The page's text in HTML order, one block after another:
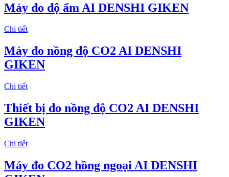
Máy đo độ ẩm AI DENSHI GIKEN
Chi tiết
Máy đo nồng độ CO2 AI DENSHI
GIKEN
Chi tiết
Thiết bị đo nồng độ CO2 AI DENSHI
GIKEN
Chi tiết
Máy đo CO2 hồng ngoại AI DENSHI